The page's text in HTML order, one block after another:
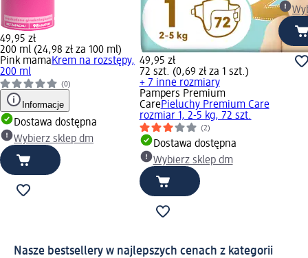
49,95 zł
200 ml (24,98 zł za 100 ml)
Pink mamaKrem na rozstępy,
200 ml
(0)
Informacje
Dostawa dostępna
Wybierz sklep dm
49,95 zł
72 szt. (0,69 zł za 1 szt.)
+ 7 inne rozmiary
Pampers Premium
CarePieluchy Premium Care
rozmiar 1, 2-5 kg, 72 szt.
(2)
Dostawa dostępna
Wybierz sklep dm
Nasze bestsellery w najlepszych cenach z kategorii